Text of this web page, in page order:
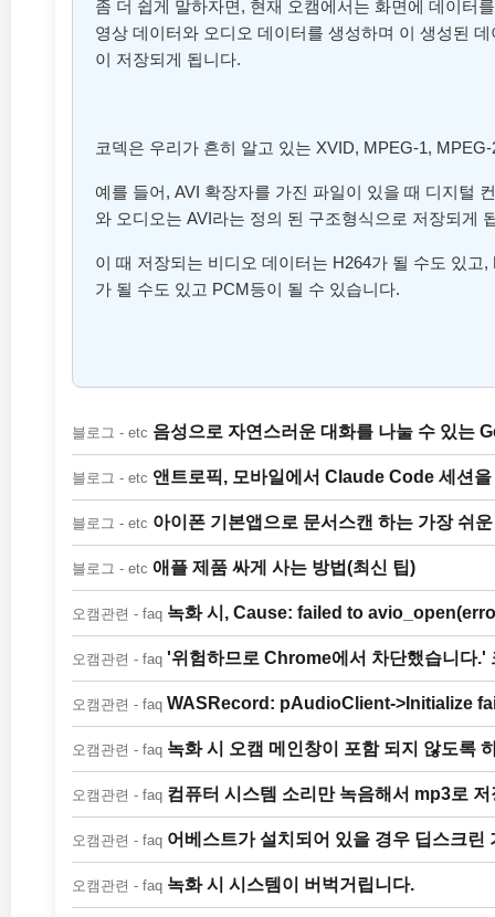
좀 더 쉽게 말하자면, 현재 오캠에서는 화면에 데이터
영상 데이터와 오디오 데이터를 생성하며 이 생성된
이 저장되게 됩니다.
코덱은 우리가 흔히 알고 있는 XVID, MPEG-1,
예를 들어, AVI 확장자를 가진 파일이 있을 때 디지털
와 오디오는 AVI라는 정의 된 구조형식으로 저장되게
이 때 저장되는 비디오 데이터는 H264가 될 수도 있
가 될 수도 있고 PCM등이 될 수 있습니다.
블로그 - etc 음성으로 자연스러운 대화를 나눌 수 있는
블로그 - etc 앤트로픽, 모바일에서 Claude Code 세션을
블로그 - etc 아이폰 기본앱으로 문서스캔 하는 가장 쉬
블로그 - etc 애플 제품 싸게 사는 방법(최신 팁)
오캠관련 - faq 녹화 시, Cause: failed to
오캠관련 - faq '위험하므로 Chrome에서 차단했습니다.'
오캠관련 - faq WASRecord: pAudioClient->Initialize
오캠관련 - faq 녹화 시 오캠 메인창이 포함 되지 않도록
오캠관련 - faq 컴퓨터 시스템 소리만 녹음해서 mp3로
오캠관련 - faq 어베스트가 설치되어 있을 경우 딥스크린
오캠관련 - faq 녹화 시 시스템이 버벅거립니다.